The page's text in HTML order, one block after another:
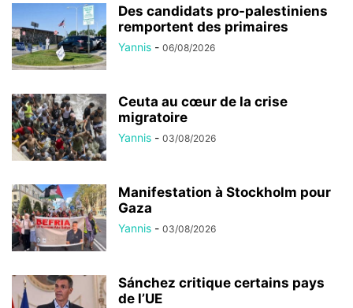
Des candidats pro-palestiniens
remportent des primaires
Yannis - 06/08/2026
Ceuta au cœur de la crise
migratoire
Yannis - 03/08/2026
Manifestation à Stockholm pour
Gaza
Yannis - 03/08/2026
Sánchez critique certains pays
de l’UE